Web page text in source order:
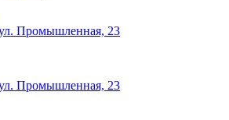
Промышленная, 23
Промышленная, 23